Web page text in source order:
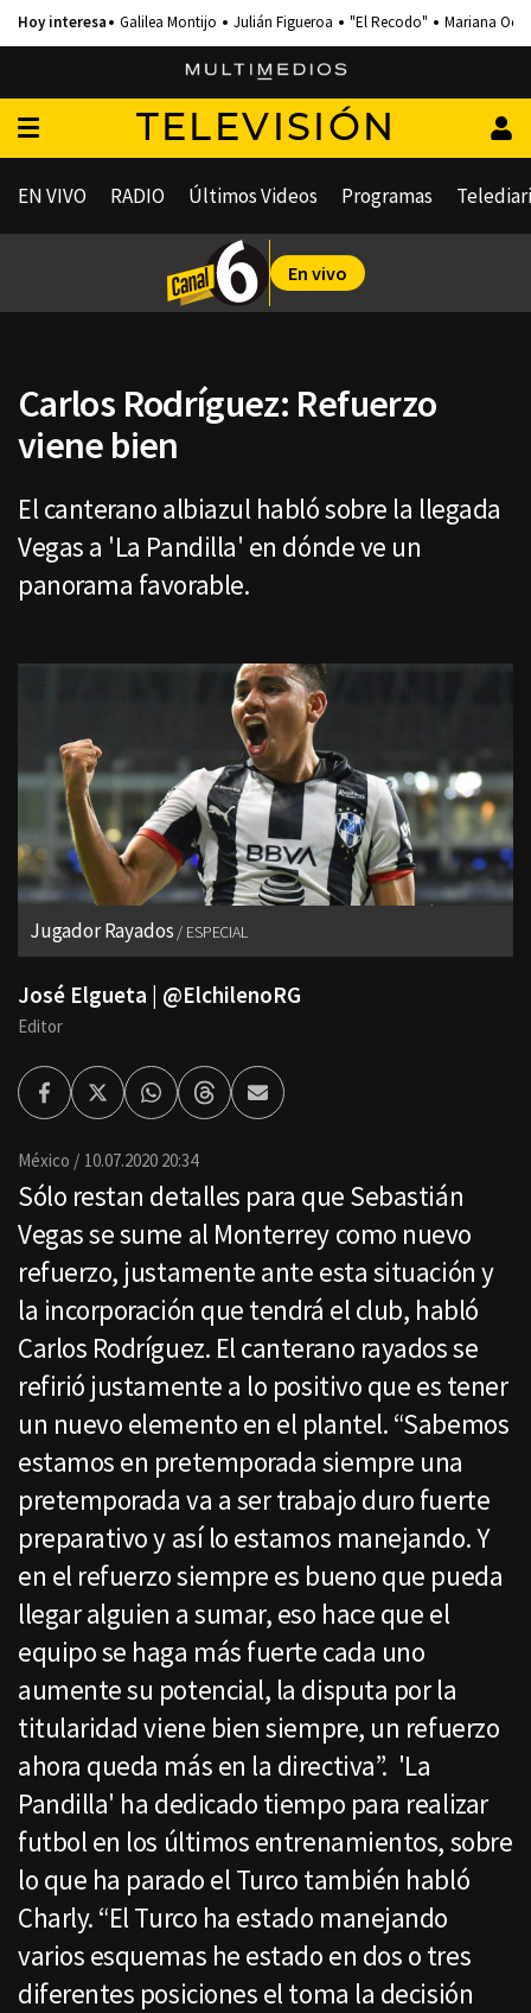
Galilea Montijo Julián Figueroa "El Recodo" Mariana
TELEVISIÓN
EN VIVO RADIO Últimos Videos Programas
En vivo
Carlos Rodríguez: Refuerzo
viene bien
El canterano albiazul habló sobre la llegada
Vegas a 'La Pandilla' en dónde ve un
panorama favorable.
Jugador Rayados ESPECIAL
José Elgueta | @ElchilenoRG
Editor
FacebookTwitterWhatsappThreadsEnviar
por
México 10.07.2020 20:34
Sólo restan detalles para que Sebastián
Vegas se sume al Monterrey como nuevo
refuerzo, justamente ante esta situación y
la incorporación que tendrá el club, habló
Carlos Rodríguez. El canterano rayados se
refirió justamente a lo positivo que es tener
un nuevo elemento en el plantel. “Sabemos
estamos en pretemporada siempre una
pretemporada va a ser trabajo duro fuerte
preparativo y así lo estamos manejando. Y
en el refuerzo siempre es bueno que pueda
llegar alguien a sumar, eso hace que el
equipo se haga más fuerte cada uno
aumente su potencial, la disputa por la
titularidad viene bien siempre, un refuerzo
ahora queda más en la directiva”. 'La
Pandilla' ha dedicado tiempo para realizar
futbol en los últimos entrenamientos, sobre
lo que ha parado el Turco también habló
Charly. “El Turco ha estado manejando
varios esquemas he estado en dos o tres
diferentes posiciones el toma la decisión